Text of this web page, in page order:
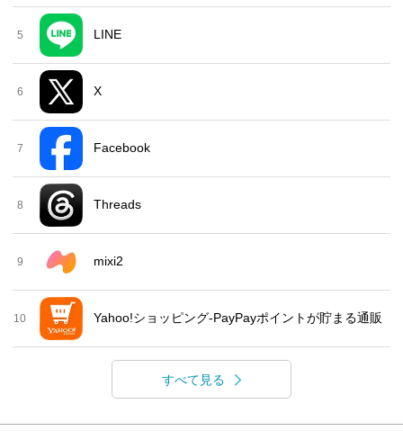
5 LINE
6 X
7 Facebook
8 Threads
9 mixi2
10 Yahoo!ショッピング-PayPayポイントが貯まる通販
すべて見る